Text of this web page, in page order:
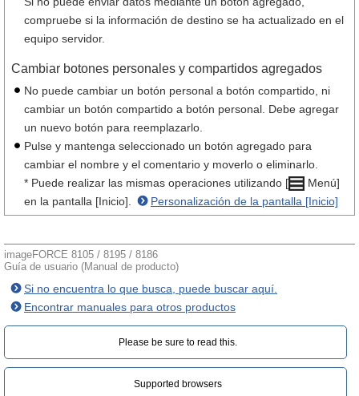
compruebe si la información de destino se ha actualizado en el
equipo servidor.
Cambiar botones personales y compartidos agregados
No puede cambiar un botón personal a botón compartido, ni
cambiar un botón compartido a botón personal. Debe agregar
un nuevo botón para reemplazarlo.
Pulse y mantenga seleccionado un botón agregado para
cambiar el nombre y el comentario y moverlo o eliminarlo.
* Puede realizar las mismas operaciones utilizando [
Menú]
en la pantalla [Inicio].
Personalización de la pantalla [Inicio]
imageFORCE 8105 / 8195 / 8186
Guía de usuario (Manual de producto)
Si no encuentra lo que busca, puede buscar aquí.
Encontrar manuales para otros productos
Please be sure to read this.‎
Supported browsers